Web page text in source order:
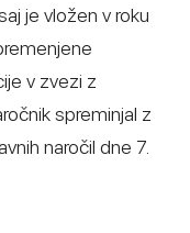
je vložen v roku
v zvezi z
spreminjal z
naročil dne 7.